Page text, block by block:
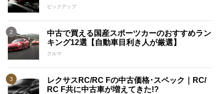
ピックアップ
中古で買える国産スポーツカーのおすすめラン
キング12選【自動車目利き人が厳選】
クルマ
レクサスRC/RC Fの中古価格･スペック｜RC/
RC F共に中古車が増えてきた!?